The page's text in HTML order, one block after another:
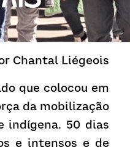
Chantal Liégeois
que colocou em
da mobilização
indígena. 50 dias
e intensos e de